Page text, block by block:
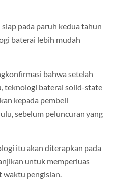
pada paruh kedua tahun
baterai lebih mudah
bahwa setelah
teknologi baterai solid-state
kepada pembeli
sebelum peluncuran yang
itu akan diterapkan pada
untuk memperluas
waktu pengisian.